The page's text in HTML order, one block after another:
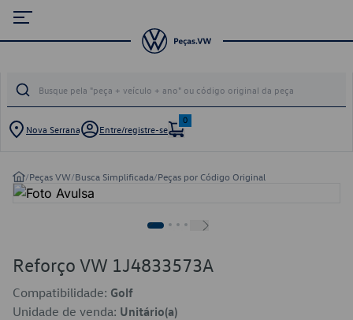
Nova Serrana Entre/registre-se
0
/Peças VW/Busca Simplificada/Peças por Código Original
Reforço VW 1J4833573A
Compatibilidade: Golf
Unidade de venda: Unitário(a)